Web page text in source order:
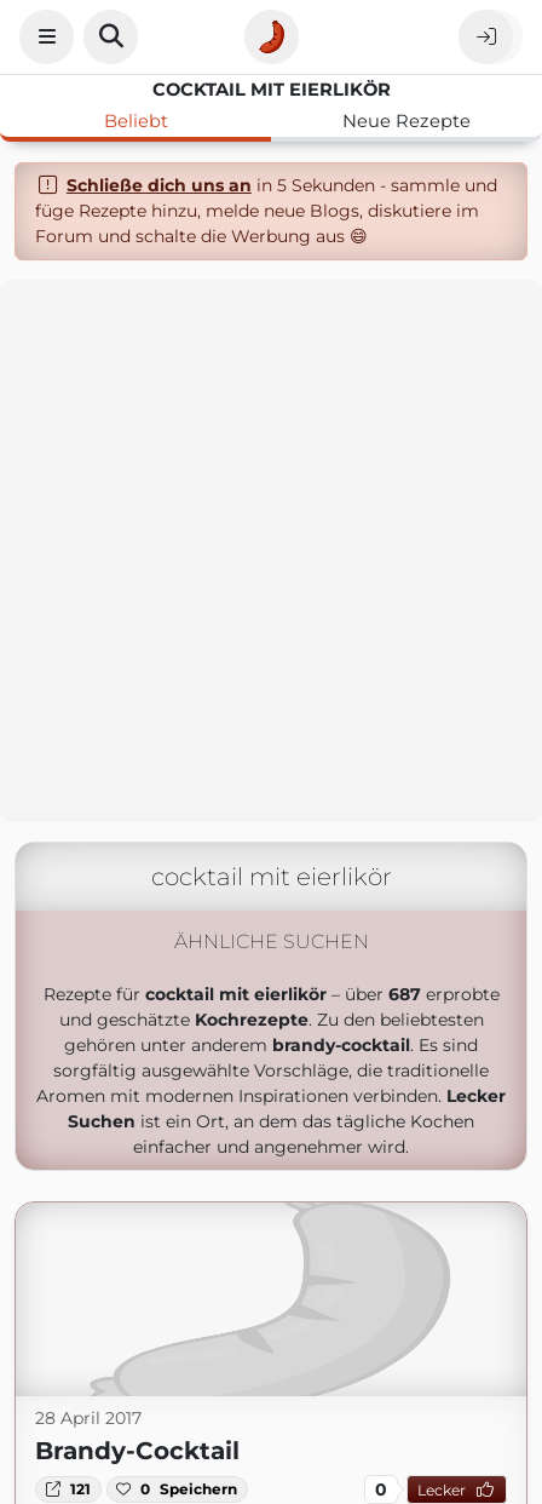
COCKTAIL MIT EIERLIKÖR
Beliebt
Neue Rezepte
Schließe dich uns an in 5 Sekunden - sammle und
füge Rezepte hinzu, melde neue Blogs, diskutiere im
Forum und schalte die Werbung aus 😄
cocktail mit eierlikör
ÄHNLICHE SUCHEN
Rezepte für cocktail mit eierlikör– über 687erprobte
und geschätzte Kochrezepte. Zu den beliebtesten
gehören unter anderem brandy-cocktail. Es sind
sorgfältig ausgewählte Vorschläge, die traditionelle
Aromen mit modernen Inspirationen verbinden. Lecker
Suchen ist ein Ort, an dem das tägliche Kochen
einfacher und angenehmer wird.
28 April 2017
Brandy-Cocktail
121 0 Speichern 0 Lecker